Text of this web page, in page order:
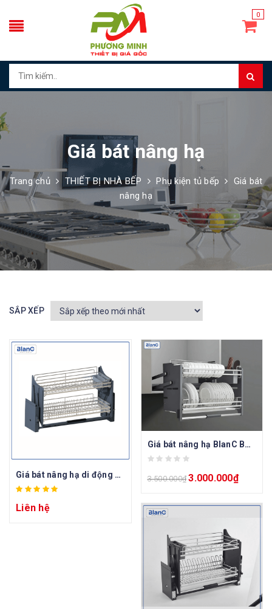
0
Giá bát nâng hạ
Trang chủ THIẾT BỊ NHÀ BẾP Phụ kiện tủ bếp
Giá bát
nâng hạ
SẮP XẾP
Giá bát nâng hạ di động BLANC BC 70GD / BC 80GD / BC 90GD
Liên hệ
Giá bát nâng hạ BlanC BC 70GVIP/ 80GVIP/ 90GVIP
3.500.000₫ 3.000.000₫